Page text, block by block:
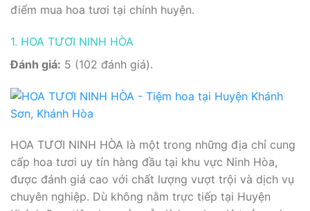
điểm mua hoa tươi tại chính huyện.
1. HOA TƯƠI NINH HÒA
Đánh giá: 5 (102 đánh giá).
HOA TƯƠI NINH HÒA là một trong những địa chỉ cung
cấp hoa tươi uy tín hàng đầu tại khu vực Ninh Hòa,
được đánh giá cao với chất lượng vượt trội và dịch vụ
chuyên nghiệp. Dù không nằm trực tiếp tại Huyện